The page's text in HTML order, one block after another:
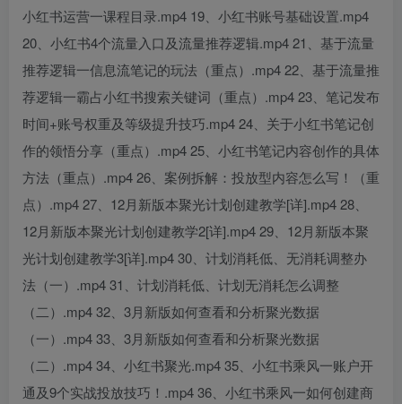
小红书运营一课程目录.mp4 19、小红书账号基础设置.mp4
20、小红书4个流量入口及流量推荐逻辑.mp4 21、基于流量
推荐逻辑一信息流笔记的玩法（重点）.mp4 22、基于流量推
荐逻辑一霸占小红书搜索关键词（重点）.mp4 23、笔记发布
时间+账号权重及等级提升技巧.mp4 24、关于小红书笔记创
作的领悟分享（重点）.mp4 25、小红书笔记内容创作的具体
方法（重点）.mp4 26、案例拆解：投放型内容怎么写！（重
点）.mp4 27、12月新版本聚光计划创建教学[详].mp4 28、
12月新版本聚光计划创建教学2[详].mp4 29、12月新版本聚
光计划创建教学3[详].mp4 30、计划消耗低、无消耗调整办
法（一）.mp4 31、计划消耗低、计划无消耗怎么调整
（二）.mp4 32、3月新版如何查看和分析聚光数据
（一）.mp4 33、3月新版如何查看和分析聚光数据
（二）.mp4 34、小红书聚光.mp4 35、小红书乘风一账户开
通及9个实战投放技巧！.mp4 36、小红书乘风一如何创建商